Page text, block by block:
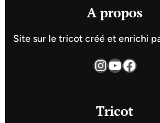
A propos
Site sur le tricot créé et enrichi
InstagramYouTube Facebook
Tricot